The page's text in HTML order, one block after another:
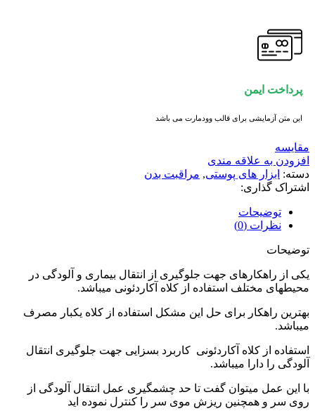
پرداخت ایمن
این متن آزمایشی برای قالب وودمارت می باشد
مقايسه
افزودن به علاقه مندی
دسته: ابزار های پوستی, مراقبت بدن
اشتراک گذاری:
توضیحات
نظرات (0)
توضیحات
یکی از راهکارهای جهت جلوگیری از انتقال بیماری و آلودگی در
محیطهای مختلف استفاده از کلاه آکاردئونی میباشد.
بهترین راهکار برای حل این مشکل استفاده از کلاه یکبار مصرف
میباشد.
استفاده از کلاه آکاردئونی کاربرد بسزایی جهت جلوگیری انتقال
آلودگی را دارا میباشد.
با این عمل میتوان گفت تا حد چشمگیری عمل انتقال آلودگی از
روی سر و همچنین ریزش موی سر را کنترل نموده اید